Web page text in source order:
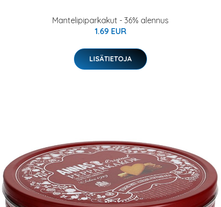
Mantelipiparkakut - 36% alennus
1.69 EUR
LISÄTIETOJA